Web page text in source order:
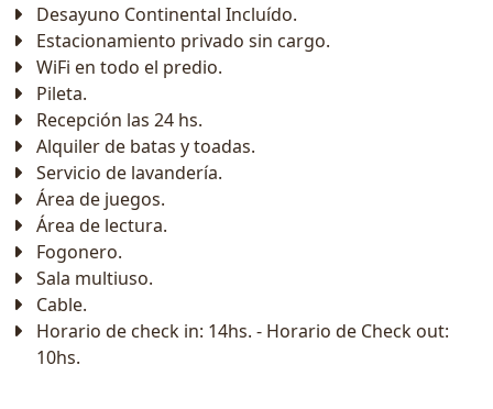
Desayuno Continental Incluído.
Estacionamiento privado sin cargo.
WiFi en todo el predio.
Pileta.
Recepción las 24 hs.
Alquiler de batas y toadas.
Servicio de lavandería.
Área de juegos.
Área de lectura.
Fogonero.
Sala multiuso.
Cable.
Horario de check in: 14hs. - Horario de Check out:
10hs.